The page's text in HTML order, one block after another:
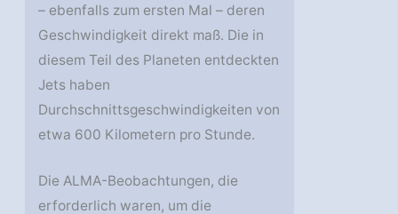
– ebenfalls zum ersten Mal – deren
Geschwindigkeit direkt maß. Die in
diesem Teil des Planeten entdeckten
Jets haben
Durchschnittsgeschwindigkeiten von
etwa 600 Kilometern pro Stunde.
Die ALMA-Beobachtungen, die
erforderlich waren, um die